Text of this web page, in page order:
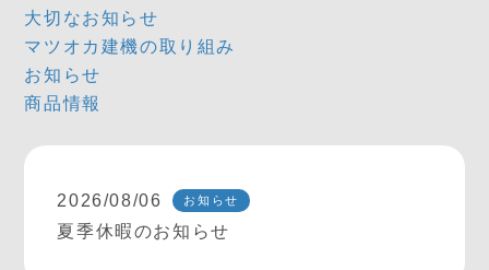
大切なお知らせ
マツオカ建機の取り組み
お知らせ
商品情報
2026/08/06 お知らせ
夏季休暇のお知らせ